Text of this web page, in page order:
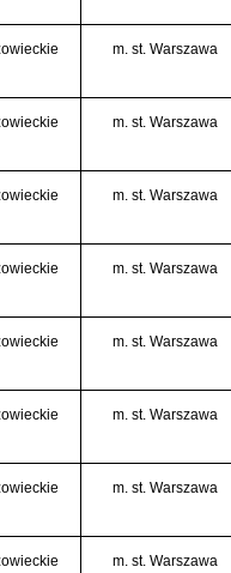
m. st. Warszawa
m. st. Warszawa
m. st. Warszawa
m. st. Warszawa
m. st. Warszawa
m. st. Warszawa
m. st. Warszawa
m. st. Warszawa